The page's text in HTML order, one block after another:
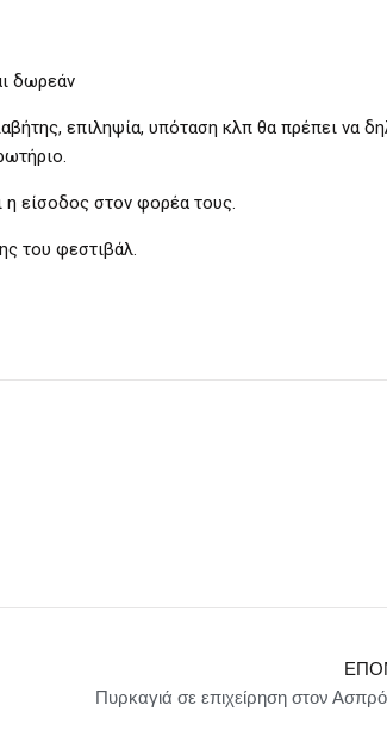
δωρεάν
επιληψία, υπόταση κλπ θα πρέπει να
η είσοδος στον φορέα τους.
του φεστιβάλ.
Πυρκαγιά σε επιχείρηση στον